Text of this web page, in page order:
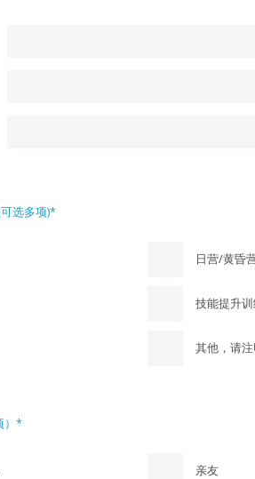
选多项)*
日营/黄昏
技能提升训
其他，请注
）*
亲友